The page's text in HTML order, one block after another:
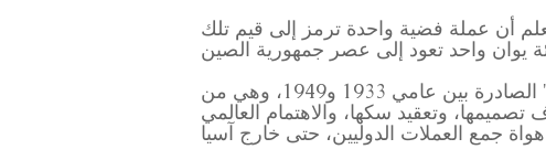
أن عملة فضية واحدة ترمز إلى قيم تلك
هذه العملة هي واحدة من "عملات صن يات صن الفضية من فئة يوان واحد لجمهورية الصين" الصادرة بين عامي 1933 و1949، وهي من
وتعقيد سكها، والاهتمام العالمي